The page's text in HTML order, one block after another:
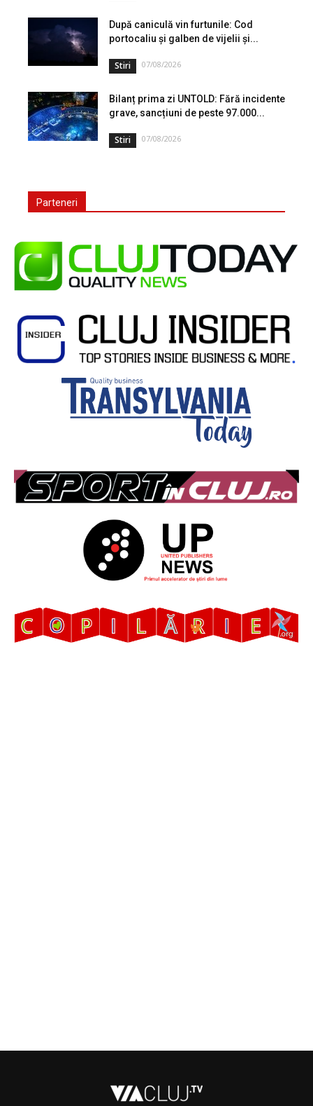
După caniculă vin furtunile: Cod
portocaliu și galben de vijelii și...
Stiri 07/08/2026
Bilanț prima zi UNTOLD: Fără incidente
grave, sancțiuni de peste 97.000...
Stiri 07/08/2026
Parteneri